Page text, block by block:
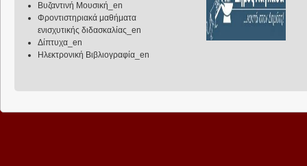
Βυζαντινή Μουσική_en
Φροντιστηριακά μαθήματα
ενισχυτικής διδασκαλίας_en
Δίπτυχα_en
Ηλεκτρονική Βιβλιογραφία_en